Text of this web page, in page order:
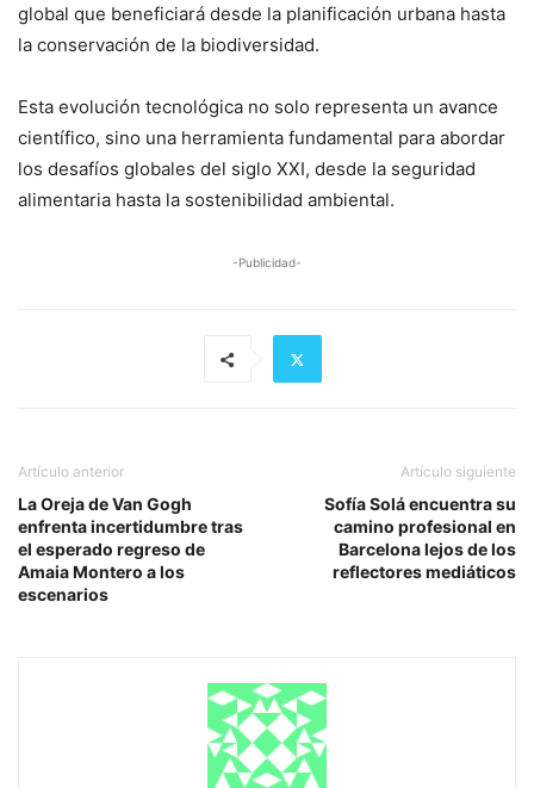
global que beneficiará desde la planificación urbana hasta
la conservación de la biodiversidad.
Esta evolución tecnológica no solo representa un avance
científico, sino una herramienta fundamental para abordar
los desafíos globales del siglo XXI, desde la seguridad
alimentaria hasta la sostenibilidad ambiental.
-Publicidad-
Artículo anterior
La Oreja de Van Gogh
enfrenta incertidumbre tras
el esperado regreso de
Amaia Montero a los
escenarios
Artículo siguiente
Sofía Solá encuentra su
camino profesional en
Barcelona lejos de los
reflectores mediáticos